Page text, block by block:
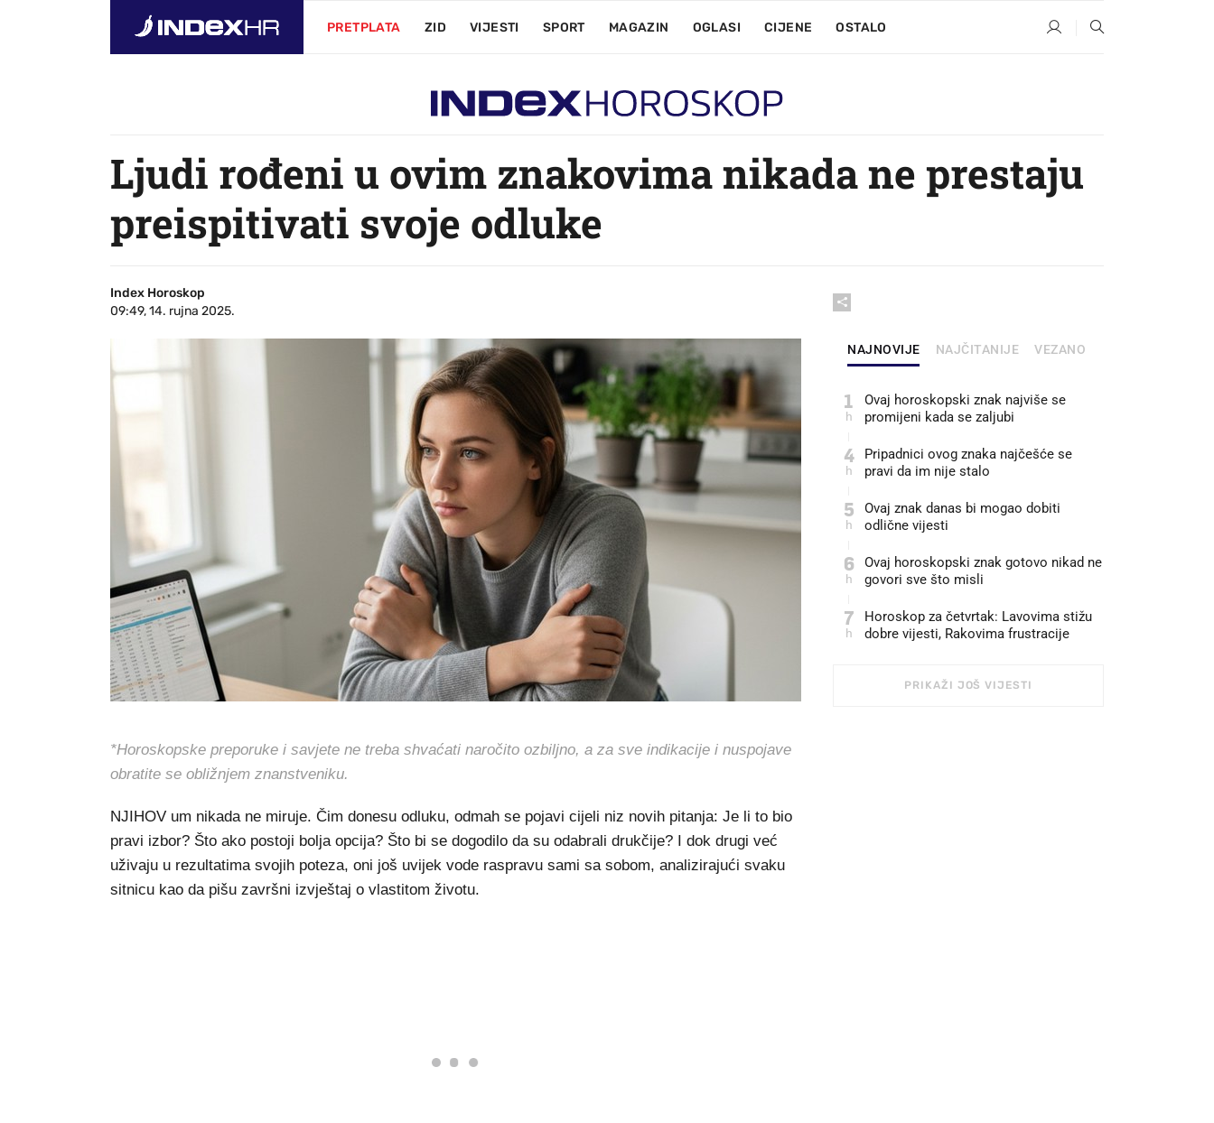
PRETPLATA ZID VIJESTI SPORT MAGAZIN OGLASI CIJENE OSTALO
Ljudi rođeni u ovim znakovima nikada ne prestaju
preispitivati svoje odluke
Index Horoskop
09:49, 14. rujna 2025.
*Horoskopske preporuke i savjete ne treba shvaćati naročito ozbiljno, a za sve indikacije i nuspojave
obratite se obližnjem znanstveniku.
NJIHOV um nikada ne miruje. Čim donesu odluku, odmah se pojavi cijeli niz novih pitanja: Je li to bio
pravi izbor? Što ako postoji bolja opcija? Što bi se dogodilo da su odabrali drukčije? I dok drugi već
uživaju u rezultatima svojih poteza, oni još uvijek vode raspravu sami sa sobom, analizirajući svaku
sitnicu kao da pišu završni izvještaj o vlastitom životu.
NAJNOVIJE NAJČITANIJE VEZANO
1
h
Ovaj horoskopski znak najviše se
promijeni kada se zaljubi
4
h
Pripadnici ovog znaka najčešće se
pravi da im nije stalo
5
h
Ovaj znak danas bi mogao dobiti
odlične vijesti
6
h
Ovaj horoskopski znak gotovo nikad ne
govori sve što misli
7
h
Horoskop za četvrtak: Lavovima stižu
dobre vijesti, Rakovima frustracije
PRIKAŽI JOŠ VIJESTI